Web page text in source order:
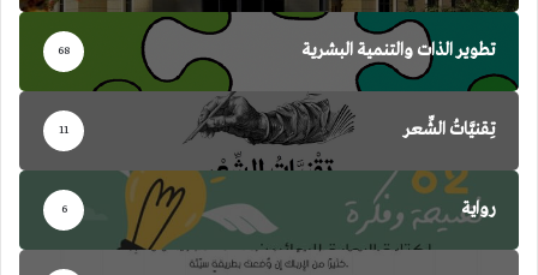
تطوير الذات والتنمية البشرية 68
تِقنيَّاتُ الشِّعر 11
رواية 6